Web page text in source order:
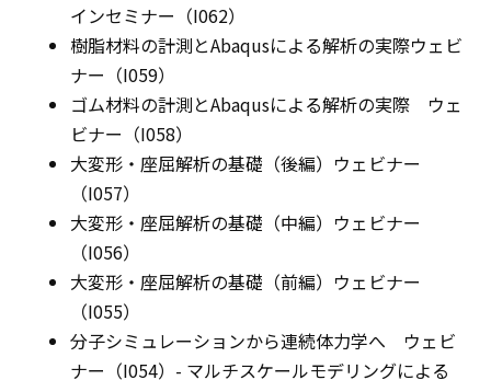
インセミナー（I062）
樹脂材料の計測とAbaqusによる解析の実際ウェビ
ナー（I059）
ゴム材料の計測とAbaqusによる解析の実際 ウェ
ビナー（I058）
大変形・座屈解析の基礎（後編）ウェビナー
（I057）
大変形・座屈解析の基礎（中編）ウェビナー
（I056）
大変形・座屈解析の基礎（前編）ウェビナー
（I055）
分子シミュレーションから連続体力学へ ウェビ
ナー（I054）- マルチスケールモデリングによる